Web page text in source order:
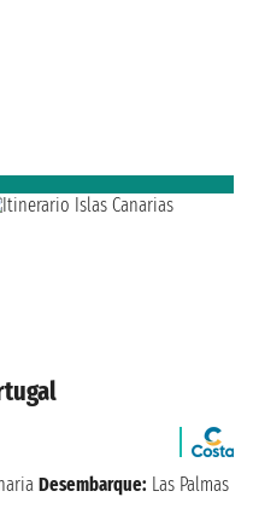
Desembarque: Las Palmas